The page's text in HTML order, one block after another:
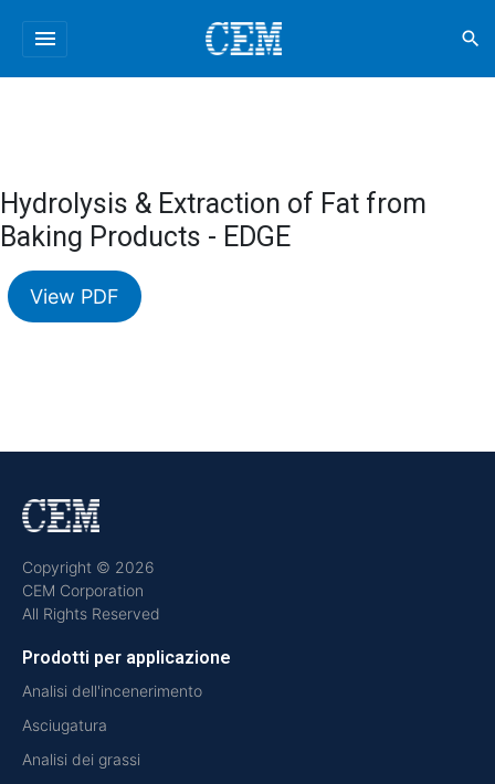
menu search
Hydrolysis & Extraction of Fat from
Baking Products - EDGE
View PDF
Copyright © 2026
CEM Corporation
All Rights Reserved
Prodotti per applicazione
Analisi dell'incenerimento
Asciugatura
Analisi dei grassi